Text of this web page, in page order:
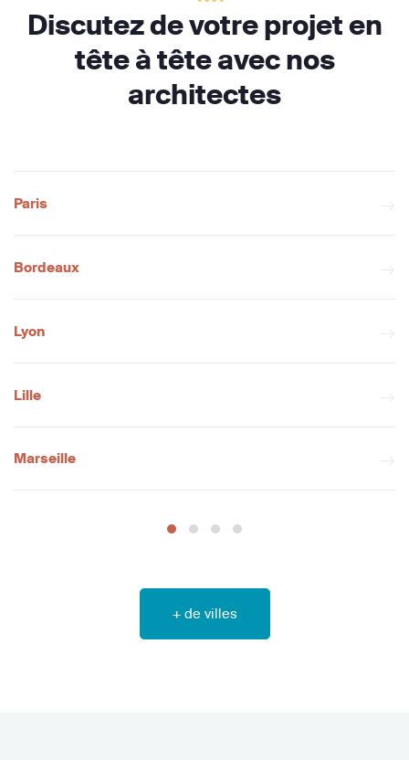
Discutez de votre projet en
tête à tête avec nos
architectes
Paris
Bordeaux
Lyon
Lille
Marseille
+ de villes